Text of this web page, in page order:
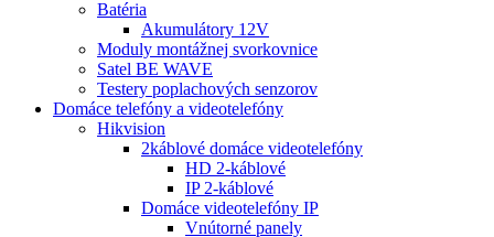
Batéria
Akumulátory 12V
Moduly montážnej svorkovnice
Satel BE WAVE
Testery poplachových senzorov
Domáce telefóny a videotelefóny
Hikvision
2káblové domáce videotelefóny
HD 2-káblové
IP 2-káblové
Domáce videotelefóny IP
Vnútorné panely